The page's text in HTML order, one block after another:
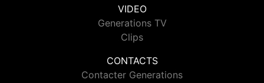
VIDEO
Generations TV
Clips
CONTACTS
Contacter Generations